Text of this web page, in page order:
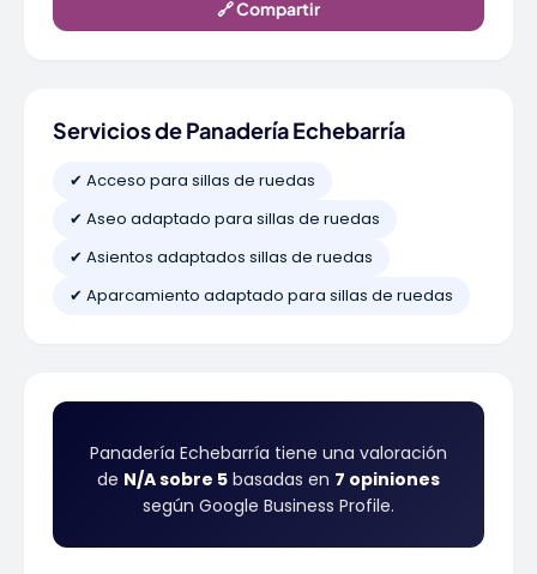
🔗 Compartir
Servicios de Panadería Echebarría
✔ Acceso para sillas de ruedas
✔ Aseo adaptado para sillas de ruedas
✔ Asientos adaptados sillas de ruedas
✔ Aparcamiento adaptado para sillas de ruedas
Panadería Echebarría tiene una valoración
de N/A sobre 5 basadas en 7 opiniones
según Google Business Profile.